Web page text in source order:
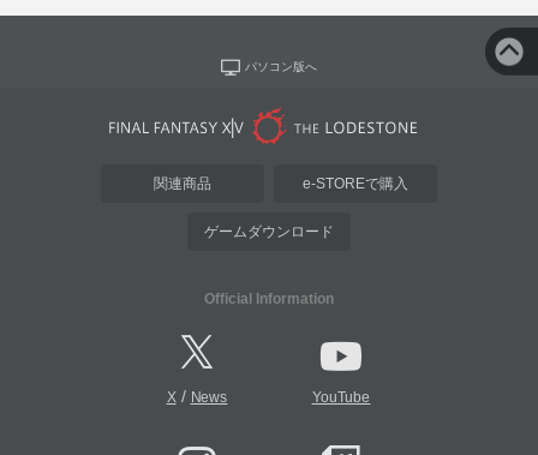
パソコン版へ
関連商品 e-STOREで購入
ゲームダウンロード
Official Information
X/ News YouTube